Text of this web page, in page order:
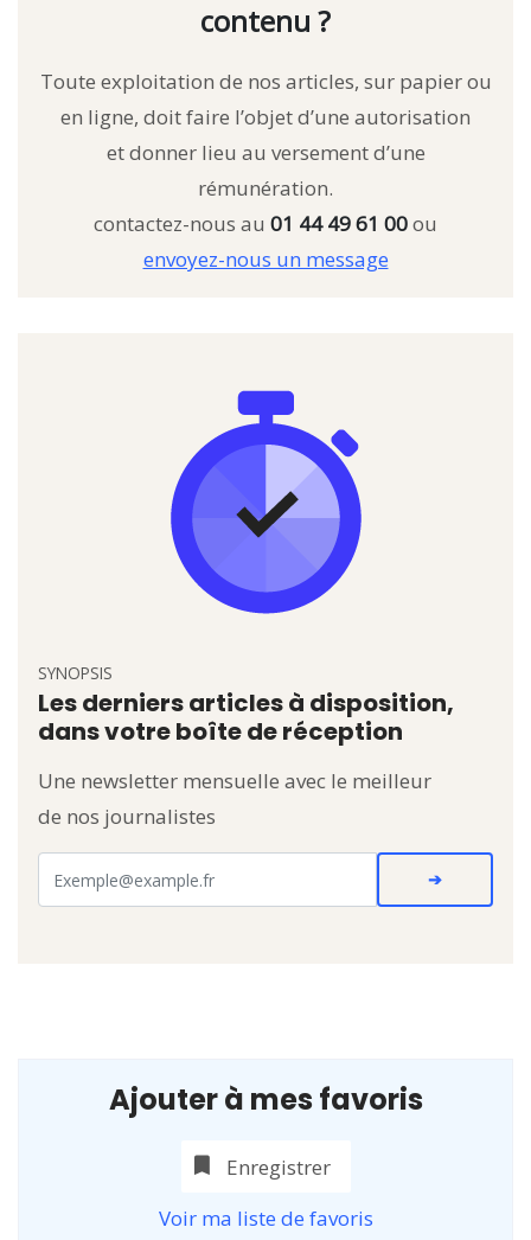
Ajouter à mes favoris
Enregistrer
Voir ma liste de favoris
contenu ?
Toute exploitation de nos articles, sur papier ou
en ligne, doit faire l’objet d’une autorisation
et donner lieu au versement d’une
rémunération.
contactez-nous au 01 44 49 61 00ou
envoyez-nous un message
SYNOPSIS
Les derniers articles à disposition,
dans votre boîte de réception
Une newsletter mensuelle avec le meilleur
de nos journalistes